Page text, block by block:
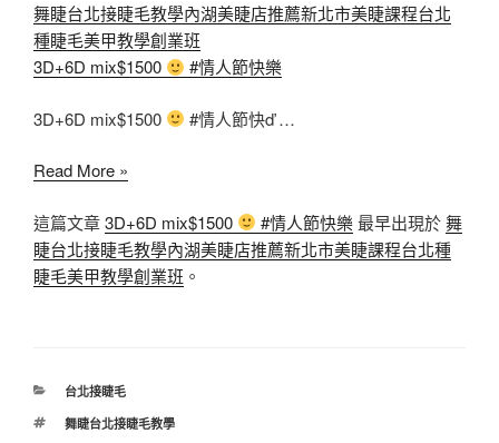
舞睫台北接睫毛教學內湖美睫店推薦新北市美睫課程台北
種睫毛美甲教學創業班
3D+6D mix$1500
#情人節快樂
3D+6D mix$1500 #情人節快ď …
3D+6D
#
情
樂
Read More »
這篇文章3D+6D mix$1500 #情人節快樂最早出現於舞
睫台北接睫毛教學內湖美睫店推薦新北市美睫課程台北種
睫毛美甲教學創業班 。
分
台北接睫毛
標
舞睫台北接睫毛教學